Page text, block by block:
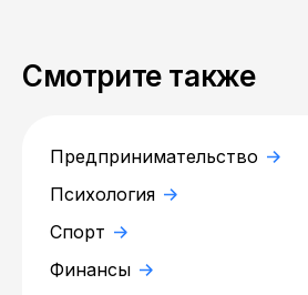
Смотрите также
Предпринимательство
Психология
Спорт
Финансы